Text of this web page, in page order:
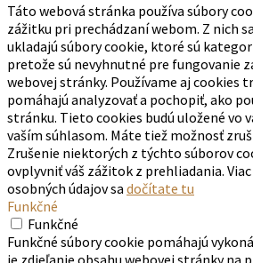
Táto webová stránka používa súbory
zážitku pri prechádzaní webom. Z nich
ukladajú súbory cookie, ktoré sú
pretože sú nevyhnutné pre fungovanie
webovej stránky. Používame aj cookies
pomáhajú analyzovať a pochopiť, ako
stránku. Tieto cookies budú uložené vo
vaším súhlasom. Máte tiež možnosť
Zrušenie niektorých z týchto súborov
ovplyvniť váš zážitok z prehliadania.
osobných údajov sa dočítate tu
Funkčné
Funkčné
Funkčné súbory cookie pomáhajú
je zdieľanie obsahu webovej stránky na